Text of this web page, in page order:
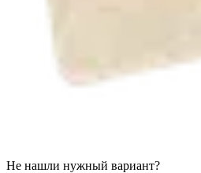
Не нашли нужный вариант?